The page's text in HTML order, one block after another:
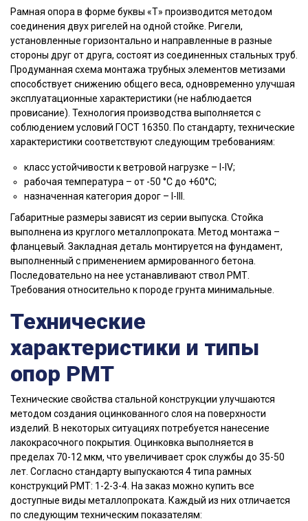
Рамная опора в форме буквы «Т» производится методом
соединения двух ригелей на одной стойке. Ригели,
установленные горизонтально и направленные в разные
стороны друг от друга, состоят из соединенных стальных труб.
Продуманная схема монтажа трубных элементов метизами
способствует снижению общего веса, одновременно улучшая
эксплуатационные характеристики (не наблюдается
провисание). Технология производства выполняется с
соблюдением условий ГОСТ 16350. По стандарту, технические
характеристики соответствуют следующим требованиям:
класс устойчивости к ветровой нагрузке – I-IV;
рабочая температура – от -50 °C до +60°C;
назначенная категория дорог – I-III.
Габаритные размеры зависят из серии выпуска. Стойка
выполнена из круглого металлопроката. Метод монтажа –
фланцевый. Закладная деталь монтируется на фундамент,
выполненный с применением армированного бетона.
Последовательно на нее устанавливают ствол РМТ.
Требования относительно к породе грунта минимальные.
Технические
характеристики и типы
опор РМТ
Технические свойства стальной конструкции улучшаются
методом создания оцинкованного слоя на поверхности
изделий. В некоторых ситуациях потребуется нанесение
лакокрасочного покрытия. Оцинковка выполняется в
пределах 70-12 мкм, что увеличивает срок службы до 35-50
лет. Согласно стандарту выпускаются 4 типа рамных
конструкций РМТ: 1-2-3-4. На заказ можно купить все
доступные виды металлопроката. Каждый из них отличается
по следующим техническим показателям: